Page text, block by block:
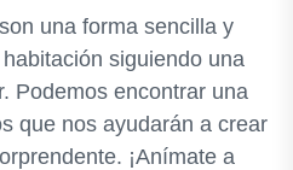
una forma sencilla y
siguiendo una
Podemos encontrar una
que nos ayudarán a crear
¡Anímate a